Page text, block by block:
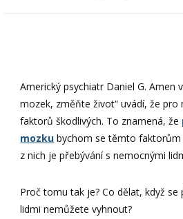
Americký psychiatr Daniel G. Amen
mozek, změňte život“ uvádí, že
faktorů škodlivých. To znamená, že
mozku bychom se těmto faktorům
z nich je přebývání s nemocnými
Proč tomu tak je? Co dělat, když
lidmi nemůžete vyhnout?